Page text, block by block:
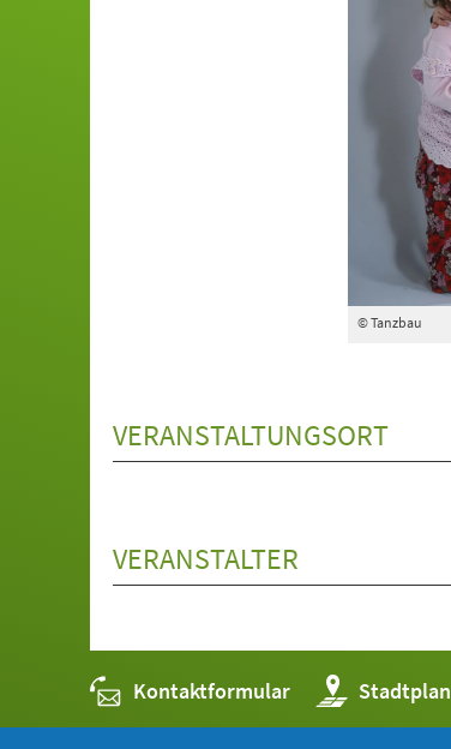
© Tanzbau
VERANSTALTUNGSORT
VERANSTALTER
Kontaktformular Stadtplan
(Öffnet
in
einem